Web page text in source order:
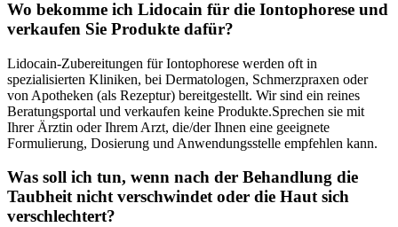
Wo bekomme ich Lidocain für die Iontophorese und
verkaufen Sie Produkte dafür?
Lidocain‑Zubereitungen ‌für⁢ Iontophorese werden oft in⁢
spezialisierten Kliniken, bei Dermatologen, Schmerzpraxen oder
von​ Apotheken (als ‌Rezeptur) bereitgestellt. Wir⁢ sind ein reines⁢
Beratungsportal und verkaufen keine Produkte.Sprechen sie mit
Ihrer Ärztin oder ⁣Ihrem Arzt, die/der Ihnen eine geeignete
⁤Formulierung,⁣ Dosierung und Anwendungsstelle empfehlen kann.
Was‍ soll ich tun, wenn nach der Behandlung die⁤
Taubheit nicht verschwindet oder die ​Haut ‌sich
verschlechtert?